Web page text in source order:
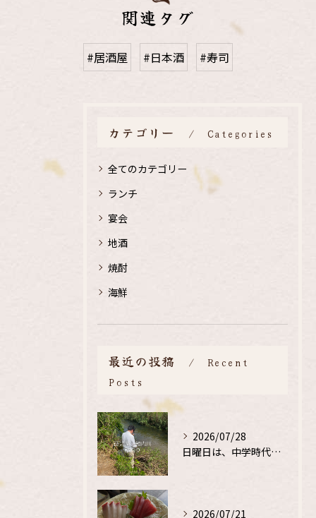
関連タグ
#居酒屋 #日本酒 #寿司
カテゴリー Categories
全てのカテゴリー
ランチ
宴会
地酒
焼酎
海鮮
最近の投稿
Recent
Posts
2026/07/28
日曜日は、中学時代の、同級生と鮎釣り
2026/07/21